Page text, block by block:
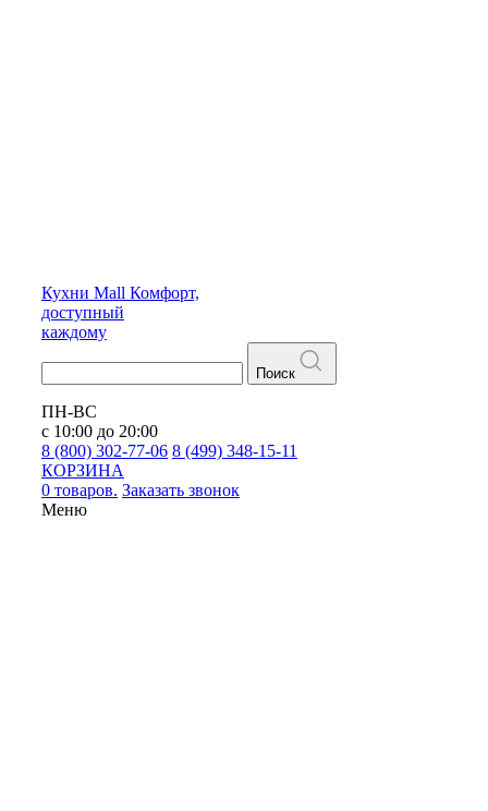
Кухни Mall Комфорт,
доступный
каждому
Поиск
ПН-ВС
с 10:00 до 20:00
8 (800) 302-77-06 8 (499) 348-15-11
КОРЗИНА
0 товаров. Заказать звонок
Меню